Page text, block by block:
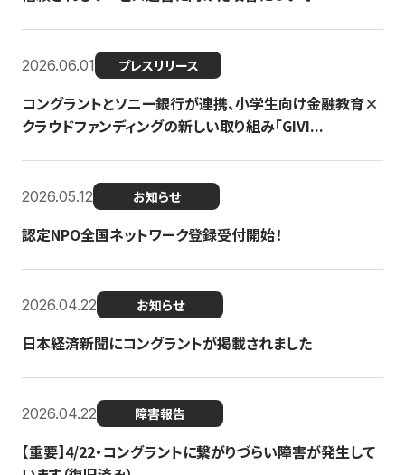
2026.06.01 プレスリリース
コングラントとソニー銀行が連携、小学生向け金融教育×
クラウドファンディングの新しい取り組み「GIVI...
2026.05.12 お知らせ
認定NPO全国ネットワーク登録受付開始！
2026.04.22 お知らせ
日本経済新聞にコングラントが掲載されました
2026.04.22 障害報告
【重要】4/22・コングラントに繋がりづらい障害が発生して